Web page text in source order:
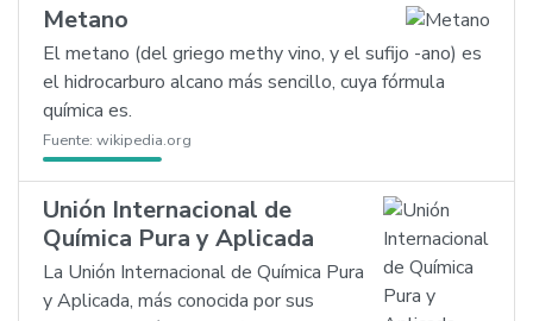
Metano
El metano (del griego methy vino, y el sufijo -ano) es
el hidrocarburo alcano más sencillo, cuya fórmula
química es.
Fuente: wikipedia.org
Unión Internacional de
Química Pura y Aplicada
La Unión Internacional de Química Pura
y Aplicada, más conocida por sus